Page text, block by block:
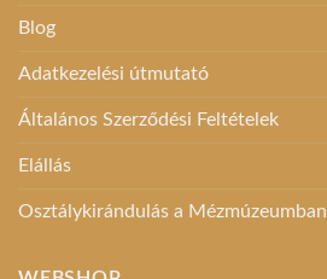
Blog
Adatkezelési útmutató
Általános Szerződési Feltételek
Elállás
Osztálykirándulás a Mézmúzeumban